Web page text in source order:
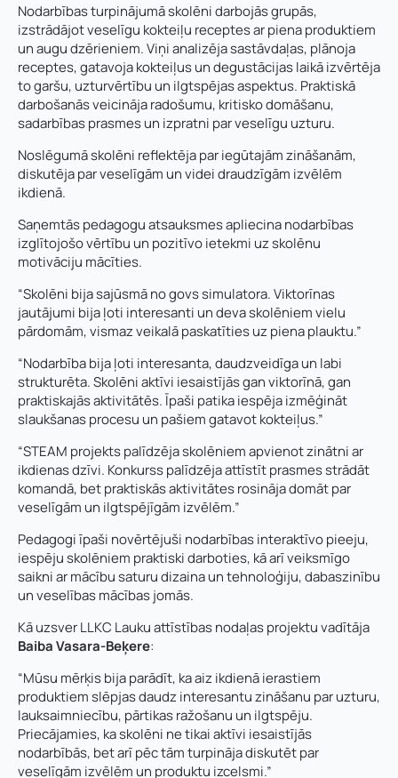
Nodarbības turpinājumā skolēni darbojās grupās,
izstrādājot veselīgu kokteiļu receptes ar piena produktiem
un augu dzērieniem. Viņi analizēja sastāvdaļas, plānoja
receptes, gatavoja kokteiļus un degustācijas laikā izvērtēja
to garšu, uzturvērtību un ilgtspējas aspektus. Praktiskā
darbošanās veicināja radošumu, kritisko domāšanu,
sadarbības prasmes un izpratni par veselīgu uzturu.
Noslēgumā skolēni reflektēja par iegūtajām zināšanām,
diskutēja par veselīgām un videi draudzīgām izvēlēm
ikdienā.
Saņemtās pedagogu atsauksmes apliecina nodarbības
izglītojošo vērtību un pozitīvo ietekmi uz skolēnu
motivāciju mācīties.
“Skolēni bija sajūsmā no govs simulatora. Viktorīnas
jautājumi bija ļoti interesanti un deva skolēniem vielu
pārdomām, vismaz veikalā paskatīties uz piena plauktu.”
“Nodarbība bija ļoti interesanta, daudzveidīga un labi
strukturēta. Skolēni aktīvi iesaistījās gan viktorīnā, gan
praktiskajās aktivitātēs. Īpaši patika iespēja izmēģināt
slaukšanas procesu un pašiem gatavot kokteiļus.”
“STEAM projekts palīdzēja skolēniem apvienot zinātni ar
ikdienas dzīvi. Konkurss palīdzēja attīstīt prasmes strādāt
komandā, bet praktiskās aktivitātes rosināja domāt par
veselīgām un ilgtspējīgām izvēlēm.”
Pedagogi īpaši novērtējuši nodarbības interaktīvo pieeju,
iespēju skolēniem praktiski darboties, kā arī veiksmīgo
saikni ar mācību saturu dizaina un tehnoloģiju, dabaszinību
un veselības mācības jomās.
Kā uzsver LLKC Lauku attīstības nodaļas projektu vadītāja
Baiba Vasara-Beķere:
“Mūsu mērķis bija parādīt, ka aiz ikdienā ierastiem
produktiem slēpjas daudz interesantu zināšanu par uzturu,
lauksaimniecību, pārtikas ražošanu un ilgtspēju.
Priecājamies, ka skolēni ne tikai aktīvi iesaistījās
nodarbībās, bet arī pēc tām turpināja diskutēt par
veselīgām izvēlēm un produktu izcelsmi.”